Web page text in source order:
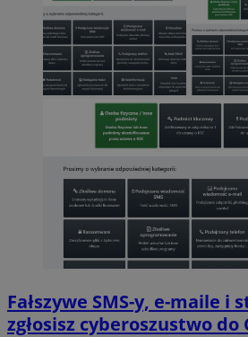
Fałszywe SMS-y, e-maile i
zgłosisz cyberoszustwo do